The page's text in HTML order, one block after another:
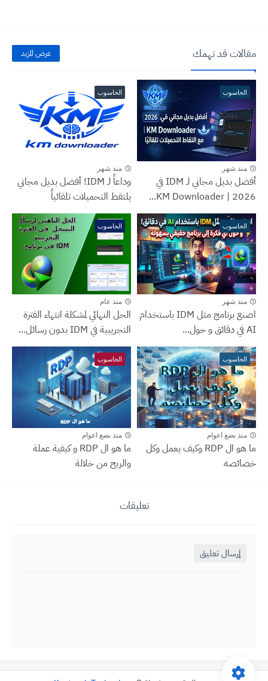
مقالات قد تهمك عرض المزيد
الحاسوب
منذ شهر
أفضل بديل مجاني لـ IDM في
2026 | KM Downloader...
الحاسوب
منذ شهر
وداعاً لـ IDM! أفضل بديل مجاني
يلتقط التحميلات تلقائياً
الحاسوب
منذ شهر
اصنع برنامج مثل IDM باستخدام
AI في دقائق و حول...
الحاسوب
منذ عام
الحل النهائي لمشكلة انتهاء الفترة
التجريبية في IDM بدون رسائل...
الحاسوب
منذ بضع اعوام
ما هو ال RDP وكيف يعمل وكل
خصائصه
الحاسوب
منذ بضع اعوام
ما هو ال RDP و كيفية عملة
والربح من خلالة
تعليقات
إرسال تعليق